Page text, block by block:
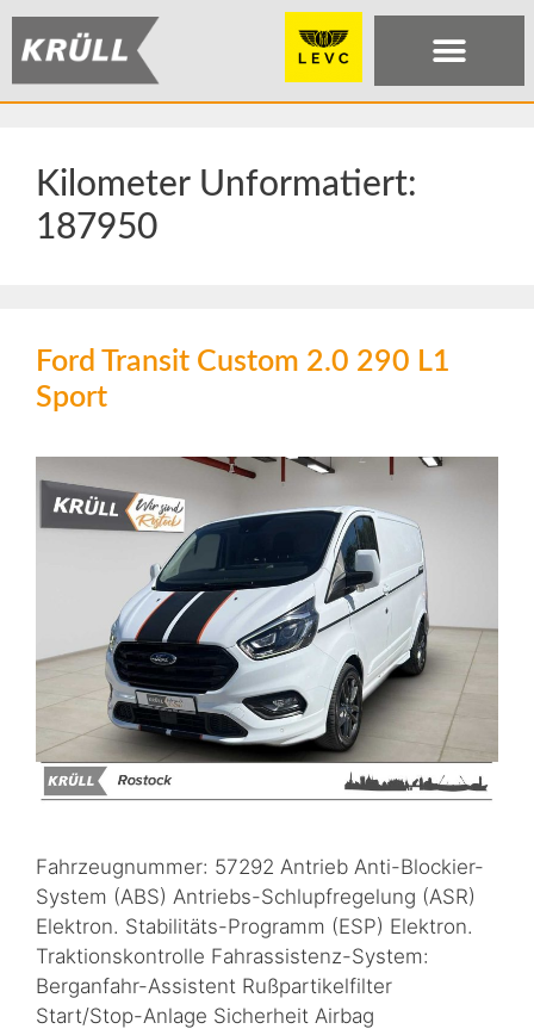
Kilometer Unformatiert:
187950
Ford Transit Custom 2.0 290 L1
Sport
Fahrzeugnummer: 57292 Antrieb Anti-Blockier-
System (ABS) Antriebs-Schlupfregelung (ASR)
Elektron. Stabilitäts-Programm (ESP) Elektron.
Traktionskontrolle Fahrassistenz-System:
Berganfahr-Assistent Rußpartikelfilter
Start/Stop-Anlage Sicherheit Airbag